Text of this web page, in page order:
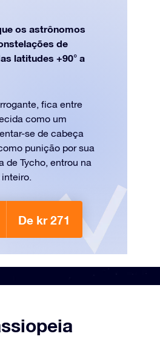
os astrônomos
de
latitudes +90° a
fica entre
como um
se de cabeça
punição por sua
de Tycho, entrou na
De kr 271